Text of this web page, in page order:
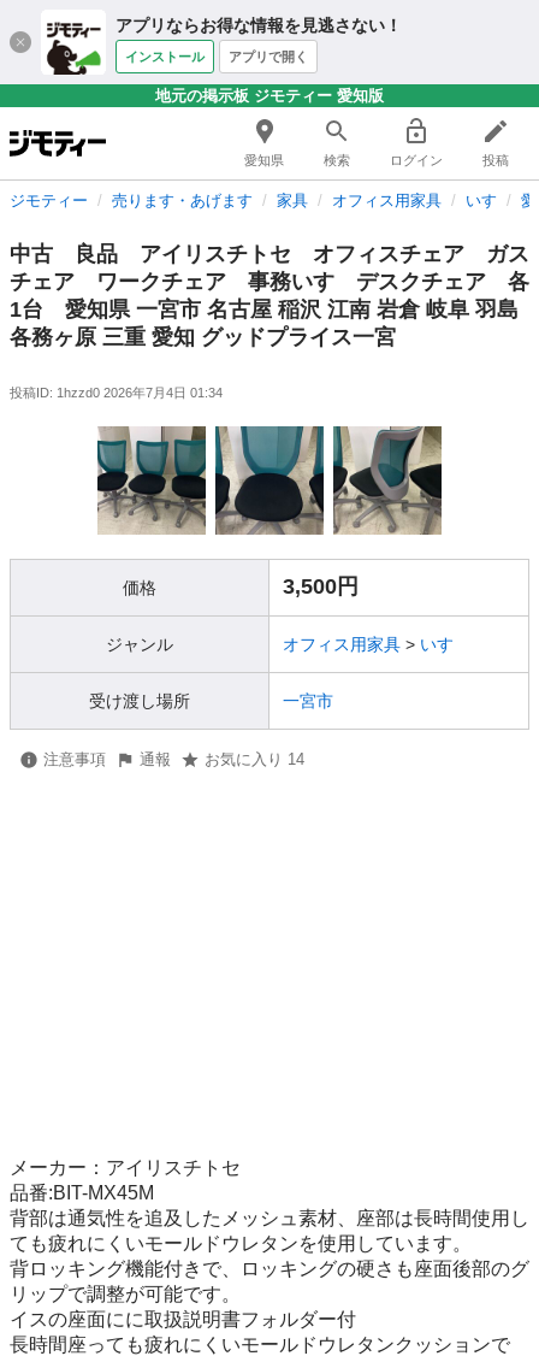
アプリならお得な情報を見逃さない！
インストール アプリで開く
地元の掲示板 ジモティー 愛知版
愛知県 検索 ログイン 投稿
ジモティー 売ります・あげます 家具 オフィス用家具 いす
中古 良品 アイリスチトセ オフィスチェア ガス
チェア ワークチェア 事務いす デスクチェア 各
1台 愛知県 一宮市 名古屋 稲沢 江南 岩倉 岐阜 羽島
各務ヶ原 三重 愛知 グッドプライス一宮
投稿ID: 1hzzd0 2026年7月4日 01:34
価格 3,500円
ジャンル オフィス用家具 > いす
受け渡し場所 一宮市
注意事項 通報 お気に入り 14
メーカー：アイリスチトセ
品番:BIT-MX45M
背部は通気性を追及したメッシュ素材、座部は長時間使用し
ても疲れにくいモールドウレタンを使用しています。
背ロッキング機能付きで、ロッキングの硬さも座面後部のグ
リップで調整が可能です。
イスの座面にに取扱説明書フォルダー付
長時間座っても疲れにくいモールドウレタンクッションで